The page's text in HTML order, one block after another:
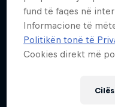
fund të faqes në
Informacione të
Politikën tonë të
Cookies direkt më